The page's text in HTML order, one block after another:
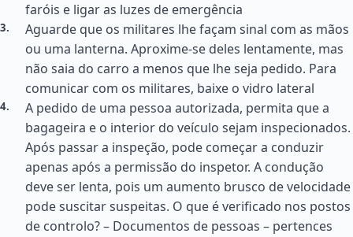
faróis e ligar as luzes de emergência
Aguarde que os militares lhe façam sinal com as mãos
ou uma lanterna. Aproxime-se deles lentamente, mas
não saia do carro a menos que lhe seja pedido. Para
comunicar com os militares, baixe o vidro lateral
A pedido de uma pessoa autorizada, permita que a
bagageira e o interior do veículo sejam inspecionados.
Após passar a inspeção, pode começar a conduzir
apenas após a permissão do inspetor. A condução
deve ser lenta, pois um aumento brusco de velocidade
pode suscitar suspeitas. O que é verificado nos postos
de controlo? – Documentos de pessoas – pertences